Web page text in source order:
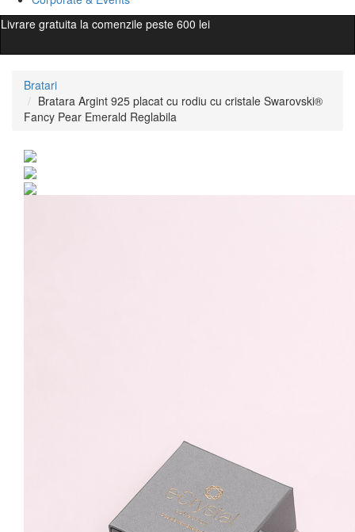
Livrare gratuita la comenzile peste 600 lei
Bratari
Bratara Argint 925 placat cu rodiu cu cristale Swarovski®
Fancy Pear Emerald Reglabila
Swarovski® Fancy Pear
Emerald Reglabila